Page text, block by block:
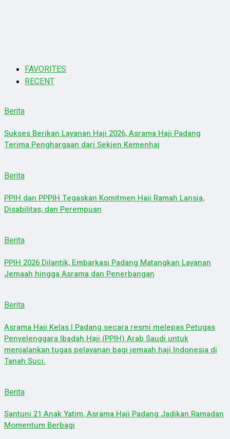
FAVORITES
RECENT
Berita
Sukses Berikan Layanan Haji 2026, Asrama Haji Padang
Terima Penghargaan dari Sekjen Kemenhaj
Berita
PPIH dan PPPIH Tegaskan Komitmen Haji Ramah Lansia,
Disabilitas, dan Perempuan
Berita
PPIH 2026 Dilantik, Embarkasi Padang Matangkan Layanan
Jemaah hingga Asrama dan Penerbangan
Berita
Asrama Haji Kelas I Padang secara resmi melepas Petugas
Penyelenggara Ibadah Haji (PPIH) Arab Saudi untuk
menjalankan tugas pelayanan bagi jemaah haji Indonesia di
Tanah Suci.
Berita
Santuni 21 Anak Yatim, Asrama Haji Padang Jadikan Ramadan
Momentum Berbagi